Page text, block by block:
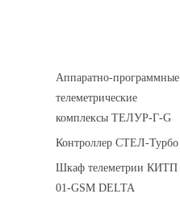
Аппаратно-программные
телеметрические
комплексы ТЕЛУР-Г-G
Контроллер СТЕЛ-Турбо
Шкаф телеметрии КИТП
01-GSM DELTA